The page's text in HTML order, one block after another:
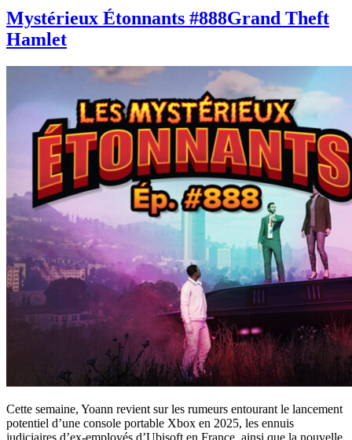
Mystérieux Étonnants #888Grand Theft
Hamlet
Cette semaine, Yoann revient sur les rumeurs entourant le lancement
potentiel d’une console portable Xbox en 2025, les ennuis
judiciaires d’ex-employés d’Ubisoft en France, ainsi que la nouvelle